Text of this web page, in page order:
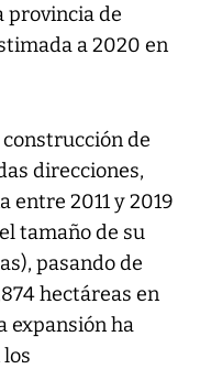
provincia de
a 2020 en
de
direcciones,
entre 2011 y 2019
tamaño de su
pasando de
hectáreas en
expansión ha